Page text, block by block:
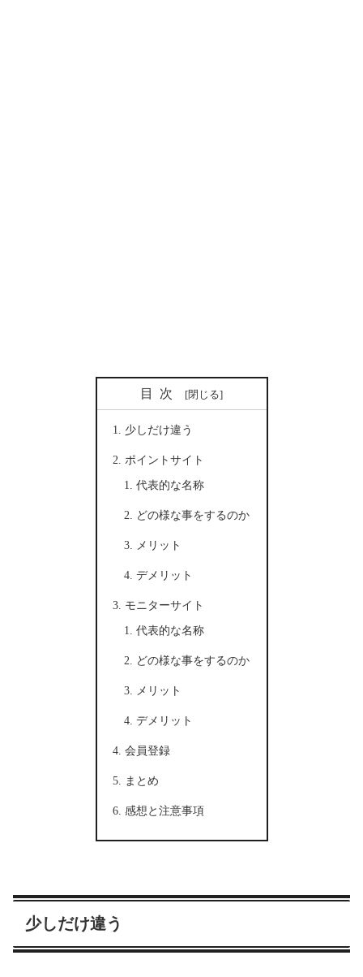
目次
少しだけ違う
ポイントサイト
代表的な名称
どの様な事をするのか
メリット
デメリット
モニターサイト
代表的な名称
どの様な事をするのか
メリット
デメリット
会員登録
まとめ
感想と注意事項
少しだけ違う